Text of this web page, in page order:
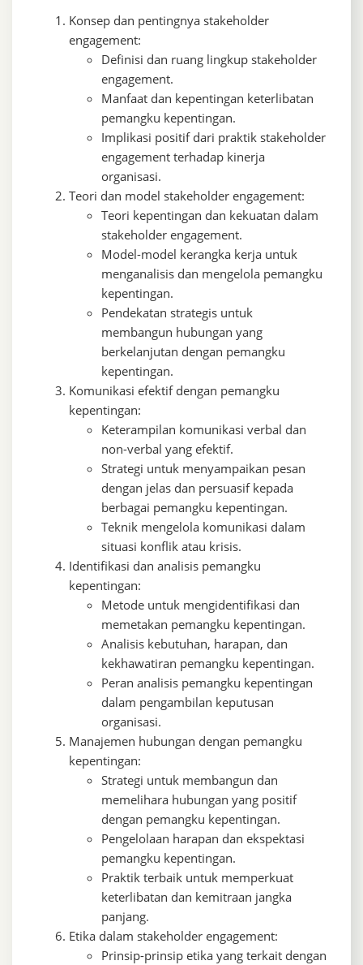
Konsep dan pentingnya stakeholder
engagement:
Definisi dan ruang lingkup stakeholder
engagement.
Manfaat dan kepentingan keterlibatan
pemangku kepentingan.
Implikasi positif dari praktik stakeholder
engagement terhadap kinerja
organisasi.
Teori dan model stakeholder engagement:
Teori kepentingan dan kekuatan dalam
stakeholder engagement.
Model-model kerangka kerja untuk
menganalisis dan mengelola pemangku
kepentingan.
Pendekatan strategis untuk
membangun hubungan yang
berkelanjutan dengan pemangku
kepentingan.
Komunikasi efektif dengan pemangku
kepentingan:
Keterampilan komunikasi verbal dan
non-verbal yang efektif.
Strategi untuk menyampaikan pesan
dengan jelas dan persuasif kepada
berbagai pemangku kepentingan.
Teknik mengelola komunikasi dalam
situasi konflik atau krisis.
Identifikasi dan analisis pemangku
kepentingan:
Metode untuk mengidentifikasi dan
memetakan pemangku kepentingan.
Analisis kebutuhan, harapan, dan
kekhawatiran pemangku kepentingan.
Peran analisis pemangku kepentingan
dalam pengambilan keputusan
organisasi.
Manajemen hubungan dengan pemangku
kepentingan:
Strategi untuk membangun dan
memelihara hubungan yang positif
dengan pemangku kepentingan.
Pengelolaan harapan dan ekspektasi
pemangku kepentingan.
Praktik terbaik untuk memperkuat
keterlibatan dan kemitraan jangka
panjang.
Etika dalam stakeholder engagement:
Prinsip-prinsip etika yang terkait dengan